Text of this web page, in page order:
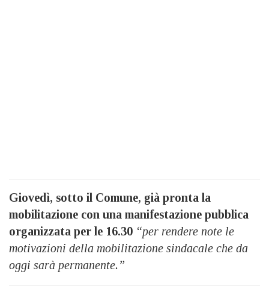
Giovedì, sotto il Comune, già pronta la
mobilitazione con una manifestazione pubblica
organizzata per le 16.30 “per rendere note le
motivazioni della mobilitazione sindacale che da
oggi sarà permanente.”